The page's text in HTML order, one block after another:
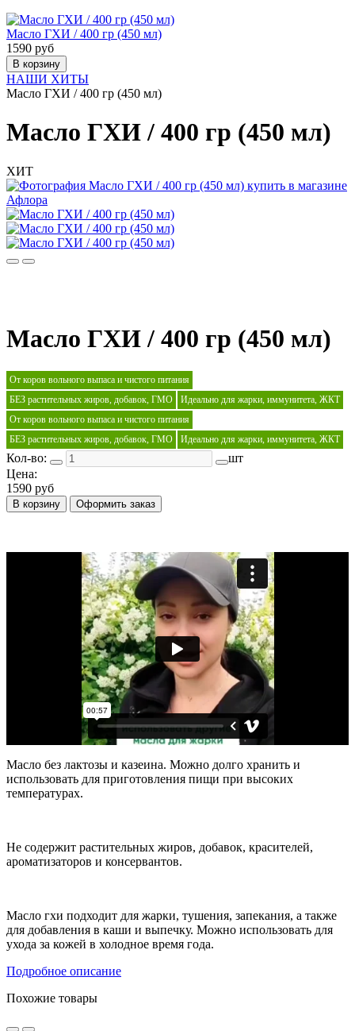
Масло ГХИ / 400 гр (450 мл)
1590 руб
В корзину
НАШИ ХИТЫ
Масло ГХИ / 400 гр (450 мл)
Масло ГХИ / 400 гр (450 мл)
ХИТ
Масло ГХИ / 400 гр (450 мл)
От коров вольного выпаса и чистого питания
БЕЗ растительных жиров, добавок, ГМО
Идеально для жарки, иммунитета, ЖКТ
От коров вольного выпаса и чистого питания
БЕЗ растительных жиров, добавок, ГМО
Идеально для жарки, иммунитета, ЖКТ
Кол-во:
шт
Цена:
1590 руб
В корзину Оформить заказ
Масло без лактозы и казеина. Можно долго хранить и
использовать для приготовления пищи при высоких
температурах.
Не содержит растительных жиров, добавок, красителей,
ароматизаторов и консервантов.
Масло гхи подходит для жарки, тушения, запекания, а также
для добавления в каши и выпечку. Можно использовать для
ухода за кожей в холодное время года.
Подробное описание
Похожие товары